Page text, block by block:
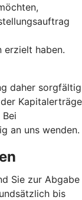
erzielt haben.
daher sorgfältig
Kapitalerträge
an uns wenden.
Sie zur Abgabe
bis